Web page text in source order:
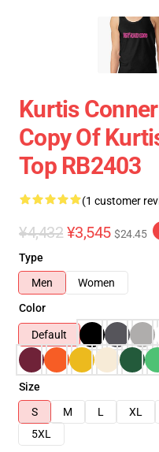
Kurtis
Copy Of
Top RB2403
(1 customer
¥4,432 ¥3,545 $24.45
Type
Men
Women
Color
Default
Size
S
M L XL
5XL